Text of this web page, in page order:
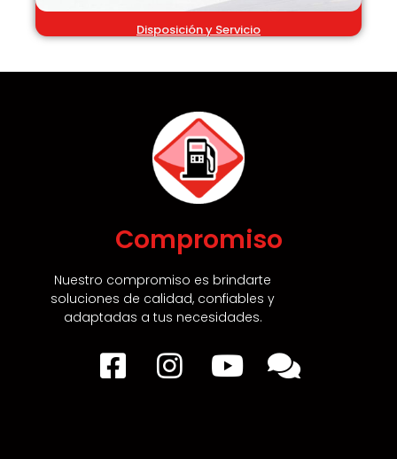
Disposición y Servicio
Compromiso
Nuestro compromiso es brindarte
soluciones de calidad, confiables y
adaptadas a tus necesidades.